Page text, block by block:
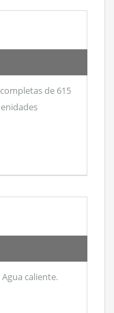
de 615
caliente.